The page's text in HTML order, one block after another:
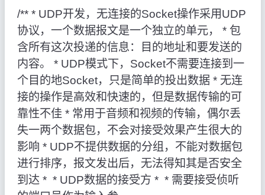
/*** UDP开发，无连接的Socket操作采用UDP
协议，一个数据报文是一个独立的单元，
* 包
含所有这次投递的信息：目的地址和要发送的
内容。
* UDP模式下，Socket不需要连接到一
个目的地Socket，只是简单的投出数据* 无连
接的操作是高效和快速的，但是数据传输的可
靠性不佳 * 常用于音频和视频的传输，偶尔丢
失一两个数据包，不会对接受效果产生很大的
影响 * UDP不提供数据的分组，不能对数据包
进行排序，报文发出后，无法得知其是否安全
到达 * * UDP数据的接受方 * * 需要接受侦听